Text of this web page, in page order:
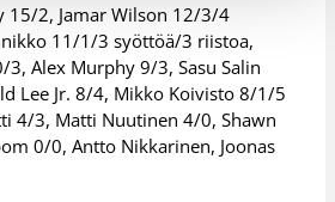
15/2, Jamar Wilson 12/3/4
11/1/3 syöttöä/3 riistoa,
Alex Murphy 9/3, Sasu Salin
Lee Jr. 8/4, Mikko Koivisto 8/1/5
4/3, Matti Nuutinen 4/0, Shawn
0/0, Antto Nikkarinen, Joonas